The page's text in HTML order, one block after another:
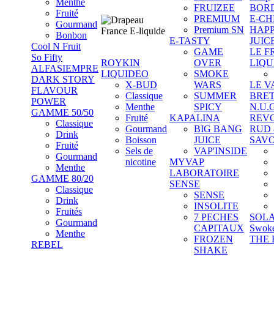
Menthe
Fruité
Gourmand
Bonbon
Cool N Fruit
So Fifty
ALFASIEMPRE
DARK STORY
FLAVOUR
POWER
GAMME 50/50
Classique
Drink
Fruité
Gourmand
Menthe
GAMME 80/20
Classique
Drink
Fruités
Gourmand
Menthe
REBEL
ROYKIN
LIQUIDEO
X-BUD
Classique
Menthe
Fruité
Gourmand
Boisson
Sels de
nicotine
FRUIZEE
PREMIUM
Premium SN
E-TASTY
GAME
OVER
SMOKE
WARS
SUMMER
SPICY
KAPALINA
BIG BANG
JUICE
VAP'INSIDE
MYVAP
LABORATOIRE
SENSE
SENSE
INSOLITE
7 PECHES
CAPITAUX
FROZEN
SHAKE
E-
LE
LE
RUD
THE